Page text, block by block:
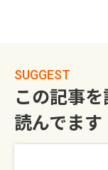
SUGGEST
この記事
読んでます